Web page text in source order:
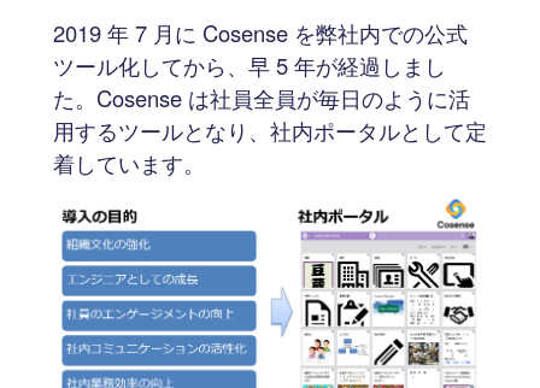
2019 年 7 月に Cosense を弊社内での公式
ツール化してから、早 5 年が経過しまし
た。Cosense は社員全員が毎日のように活
用するツールとなり、社内ポータルとして定
着しています。